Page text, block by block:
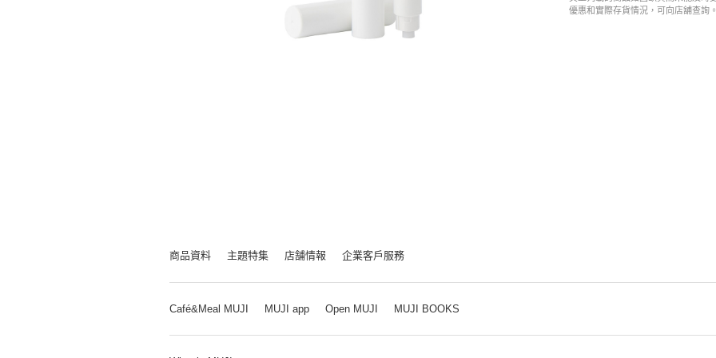
優惠和實際存貨情況，可向店舖查詢
商品資料 主題特集 店舗情報 企業客戶服務
Café&Meal MUJI MUJI app Open MUJI MUJI BOOKS